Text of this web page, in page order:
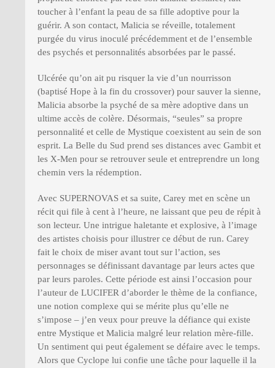
toucher à l’enfant la peau de sa fille adoptive pour la
guérir. A son contact, Malicia se réveille, totalement
purgée du virus inoculé précédemment et de l’ensemble
des psychés et personnalités absorbées par le passé.
Ulcérée qu’on ait pu risquer la vie d’un nourrisson
(baptisé Hope à la fin du crossover) pour sauver la sienne,
Malicia absorbe la psyché de sa mère adoptive dans un
ultime accès de colère. Désormais, “seules” sa propre
personnalité et celle de Mystique coexistent au sein de son
esprit. La Belle du Sud prend ses distances avec Gambit et
les X-Men pour se retrouver seule et entreprendre un long
chemin vers la rédemption.
Avec SUPERNOVAS et sa suite, Carey met en scène un
récit qui file à cent à l’heure, ne laissant que peu de répit à
son lecteur. Une intrigue haletante et explosive, à l’image
des artistes choisis pour illustrer ce début de run. Carey
fait le choix de miser avant tout sur l’action, ses
personnages se définissant davantage par leurs actes que
par leurs paroles. Cette période est ainsi l’occasion pour
l’auteur de LUCIFER d’aborder le thème de la confiance,
une notion complexe qui se mérite plus qu’elle ne
s’impose – j’en veux pour preuve la défiance qui existe
entre Mystique et Malicia malgré leur relation mère-fille.
Un sentiment qui peut également se défaire avec le temps.
Alors que Cyclope lui confie une tâche pour laquelle il la